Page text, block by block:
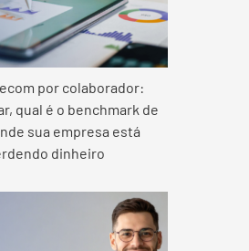
por colaborador:
qual é o benchmark de
sua empresa está
dinheiro